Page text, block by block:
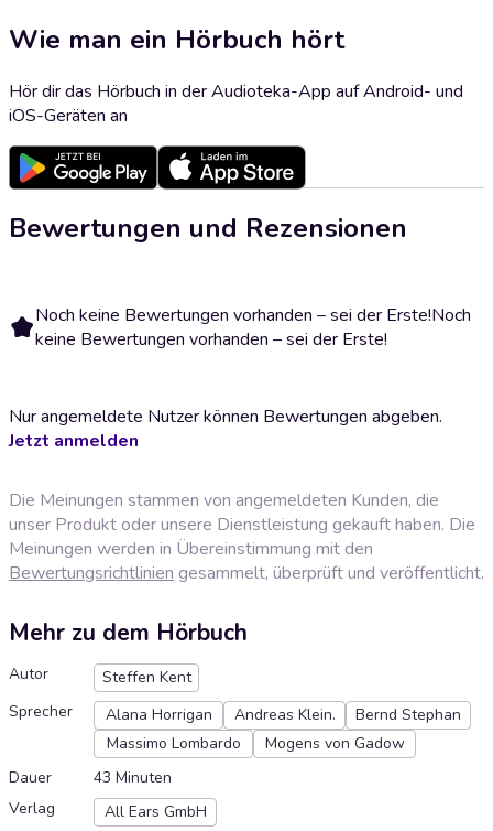
Wie man ein Hörbuch hört
Hör dir das Hörbuch in der Audioteka-App auf Android- und
iOS-Geräten an
Bewertungen und Rezensionen
Noch keine Bewertungen vorhanden – sei der Erste!Noch
keine Bewertungen vorhanden – sei der Erste!
Nur angemeldete Nutzer können Bewertungen abgeben.
Jetzt anmelden
Die Meinungen stammen von angemeldeten Kunden, die
unser Produkt oder unsere Dienstleistung gekauft haben. Die
Meinungen werden in Übereinstimmung mit den
Bewertungsrichtlinien gesammelt, überprüft und veröffentlicht.
Mehr zu dem Hörbuch
Autor
Steffen Kent
Sprecher
Alana Horrigan Andreas Klein.
Bernd Stephan
Massimo Lombardo
Mogens von Gadow
Dauer
43 Minuten
Verlag
All Ears GmbH